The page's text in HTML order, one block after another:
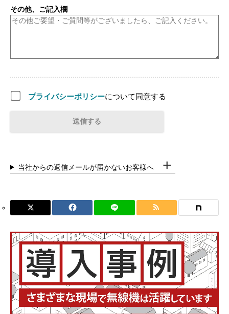
その他、ご記入欄
プライバシーポリシーについて同意する
当社からの返信メールが届かないお客様へ